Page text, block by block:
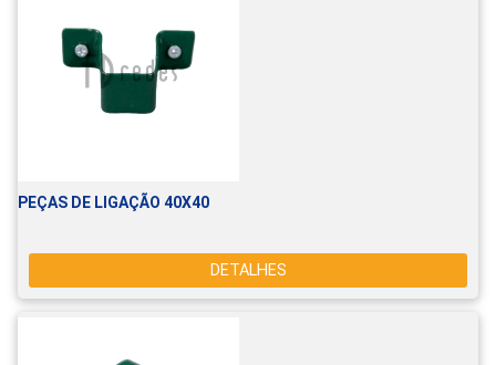
PEÇAS DE LIGAÇÃO 40X40
DETALHES